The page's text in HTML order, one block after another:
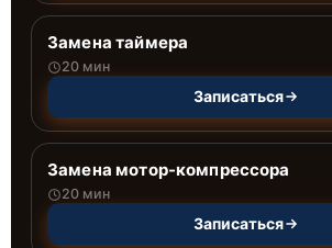
Замена таймера
20 мин
Записаться
Замена мотор-компрессора
20 мин
Записаться